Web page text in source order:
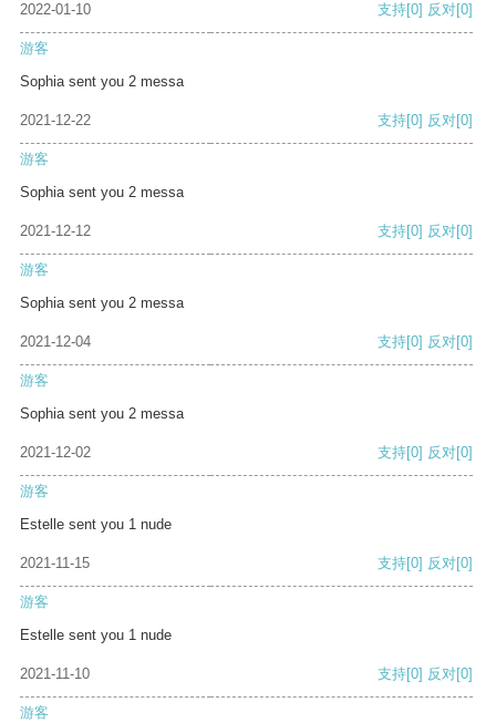
2022-01-10 支持[0] 反对[0]
游客
Sophia sent you 2 messa
2021-12-22 支持[0] 反对[0]
游客
Sophia sent you 2 messa
2021-12-12 支持[0] 反对[0]
游客
Sophia sent you 2 messa
2021-12-04 支持[0] 反对[0]
游客
Sophia sent you 2 messa
2021-12-02 支持[0] 反对[0]
游客
Estelle sent you 1 nude
2021-11-15 支持[0] 反对[0]
游客
Estelle sent you 1 nude
2021-11-10 支持[0] 反对[0]
游客